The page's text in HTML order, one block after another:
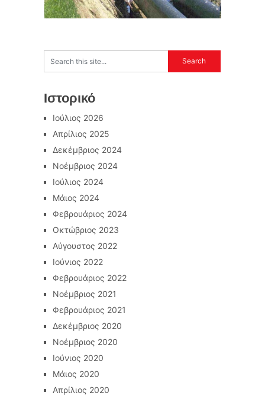
Ιστορικό
Ιούλιος 2026
Απρίλιος 2025
Δεκέμβριος 2024
Νοέμβριος 2024
Ιούλιος 2024
Μάιος 2024
Φεβρουάριος 2024
Οκτώβριος 2023
Αύγουστος 2022
Ιούνιος 2022
Φεβρουάριος 2022
Νοέμβριος 2021
Φεβρουάριος 2021
Δεκέμβριος 2020
Νοέμβριος 2020
Ιούνιος 2020
Μάιος 2020
Απρίλιος 2020